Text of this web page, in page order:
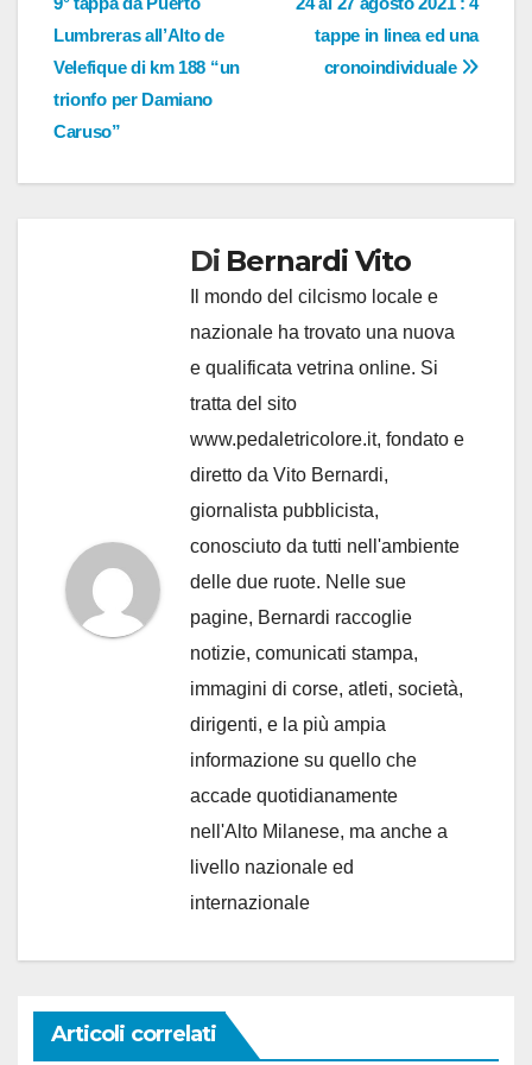
tappe in linea ed una
cronoindividuale
Lumbreras all’Alto de
Velefique di km 188 “un
trionfo per Damiano
Caruso”
Di Bernardi Vito
Il mondo del cilcismo locale e
nazionale ha trovato una nuova
e qualificata vetrina online. Si
tratta del sito
www.pedaletricolore.it, fondato e
diretto da Vito Bernardi,
giornalista pubblicista,
conosciuto da tutti nell'ambiente
delle due ruote. Nelle sue
pagine, Bernardi raccoglie
notizie, comunicati stampa,
immagini di corse, atleti, società,
dirigenti, e la più ampia
informazione su quello che
accade quotidianamente
nell'Alto Milanese, ma anche a
livello nazionale ed
internazionale
Articoli correlati